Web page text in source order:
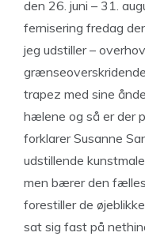
den 26. juni – 31.
fernisering fredag
jeg udstiller –
trapez med sine
hælene og så er der
forklarer Susanne
udstillende
men bærer den
forestiller de
sat sig fast på